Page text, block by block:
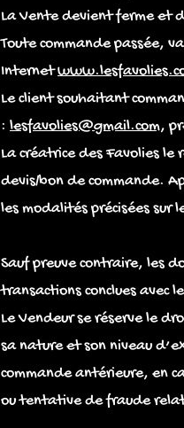
La Vente devient ferme et
Toute commande passée,
Internet
Le client souhaitant
: lesfavolies@gmail.com,
La créatrice des Favolies
devis/bon de commande.
les modalités précisées sur
Sauf preuve contraire, les
transactions conclues avec
Le Vendeur se réserve le
sa nature et son niveau
commande antérieure, en
ou tentative de fraude